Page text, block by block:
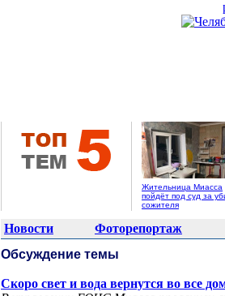
Жительница Миасса
пойдёт под суд за
сожителя
Новости Фоторепортаж
Обсуждение темы
Скоро свет и вода вернутся во все